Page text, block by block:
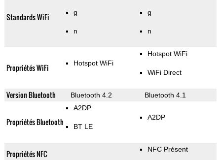
Standards WiFi g
n
g
n
Propriétés WiFi Hotspot WiFi
Hotspot WiFi
WiFi Direct
Version Bluetooth Bluetooth 4.2 Bluetooth 4.1
Propriétés Bluetooth
A2DP
BT LE
A2DP
Propriétés NFC NFC Présent